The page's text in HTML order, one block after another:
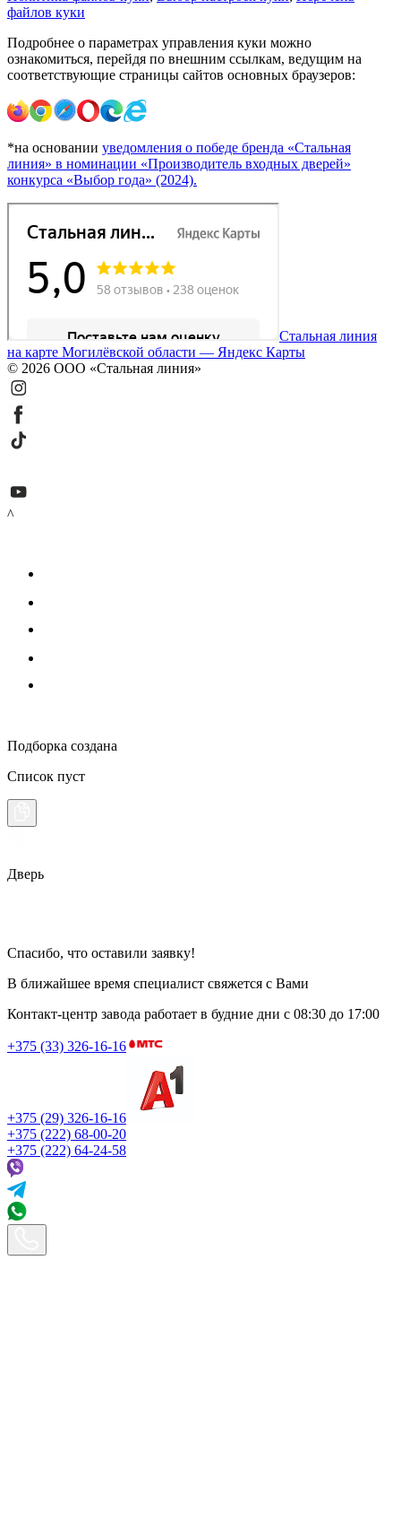
файлов куки
Подробнее о параметрах управления куки можно
ознакомиться, перейдя по внешним ссылкам, ведущим на
соответствующие страницы сайтов основных браузеров:
*на основании уведомления о победе бренда «Стальная
линия» в номинации «Производитель входных дверей»
конкурса «Выбор года» (2024).
Стальная линия
на карте Могилёвской области — Яндекс Карты
© 2026 ООО «Стальная линия»
^
Подборка создана
Список пуст
Дверь
Спасибо, что оставили заявку!
В ближайшее время специалист свяжется с Вами
Контакт-центр завода работает в будние дни с 08:30 до 17:00
+375 (33) 326-16-16
+375 (29) 326-16-16
+375 (222) 68-00-20
+375 (222) 64-24-58